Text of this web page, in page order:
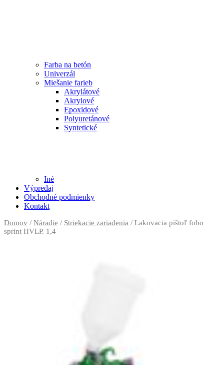
Farba na betón
Univerzál
Miešanie farieb
Akrylátové
Akrylové
Epoxidové
Polyuretánové
Syntetické
Iné
Výpredaj
Obchodné podmienky
Kontakt
Domov / Náradie / Striekacie zariadenia / Lakovacia pištoľ fobo
sprint HVLP. 1,4